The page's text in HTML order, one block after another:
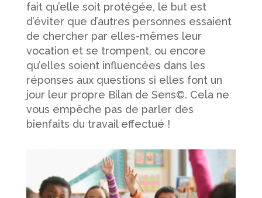
fait qu’elle soit protégée, le but est
d’éviter que d’autres personnes essaient
de chercher par elles-mêmes leur
vocation et se trompent, ou encore
qu’elles soient influencées dans les
réponses aux questions si elles font un
jour leur propre Bilan de Sens©. Cela ne
vous empêche pas de parler des
bienfaits du travail effectué !